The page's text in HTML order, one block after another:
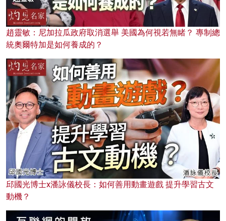
趙靈敏：尼加拉瓜政府取消選舉 美國為何視若無睹？ 專制總
統奧爾特加是如何養成的？
邱國光博士x潘詠儀校長：如何善用動畫遊戲 提升學習古文
動機？